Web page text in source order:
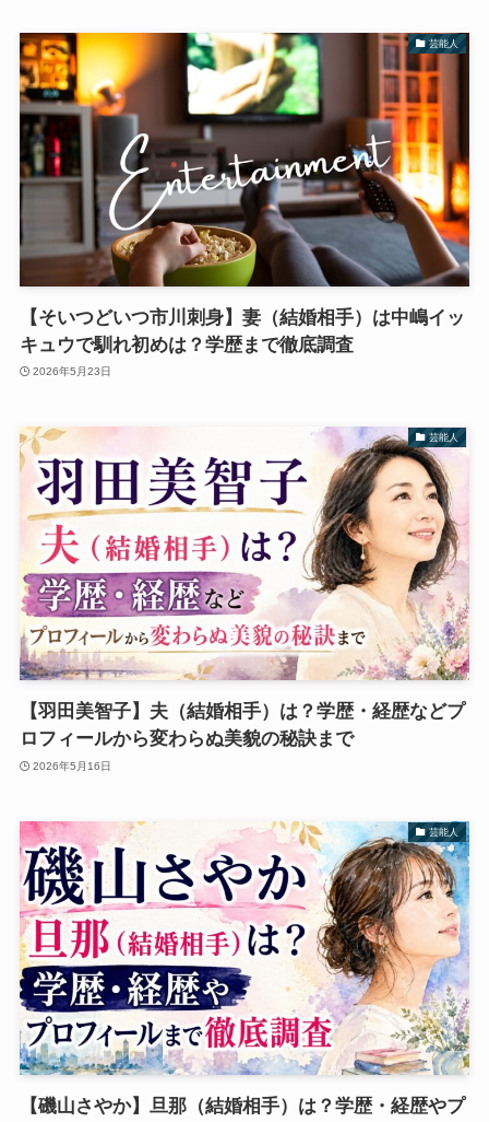
芸能人
【そいつどいつ市川刺身】妻（結婚相手）は中嶋イッ
キュウで馴れ初めは？学歴まで徹底調査
2026年5月23日
芸能人
【羽田美智子】夫（結婚相手）は？学歴・経歴などプ
ロフィールから変わらぬ美貌の秘訣まで
2026年5月16日
芸能人
【磯山さやか】旦那（結婚相手）は？学歴・経歴やプ